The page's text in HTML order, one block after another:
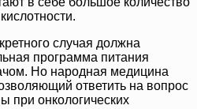
случая должна
программа питания
Но народная медицина
ответить на вопрос
при онкологических